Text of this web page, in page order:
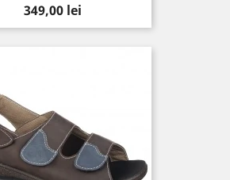
Pret
349,00 lei